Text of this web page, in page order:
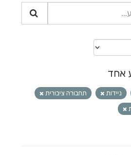
אחד
ניידות
תחבורה ציבורית